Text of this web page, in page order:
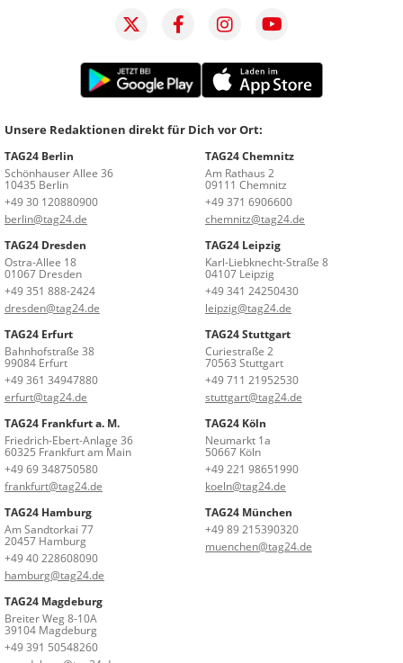
Unsere Redaktionen direkt für Dich vor Ort:
TAG24 Berlin
Schönhauser Allee 36
10435 Berlin
+49 30 120880900
berlin@tag24.de
TAG24 Chemnitz
Am Rathaus 2
09111 Chemnitz
+49 371 6906600
chemnitz@tag24.de
TAG24 Dresden
Ostra-Allee 18
01067 Dresden
+49 351 888-2424
dresden@tag24.de
TAG24 Leipzig
Karl-Liebknecht-Straße 8
04107 Leipzig
+49 341 24250430
leipzig@tag24.de
TAG24 Erfurt
Bahnhofstraße 38
99084 Erfurt
+49 361 34947880
erfurt@tag24.de
TAG24 Stuttgart
Curiestraße 2
70563 Stuttgart
+49 711 21952530
stuttgart@tag24.de
TAG24 Frankfurt a. M.
Friedrich-Ebert-Anlage 36
60325 Frankfurt am Main
+49 69 348750580
frankfurt@tag24.de
TAG24 Köln
Neumarkt 1a
50667 Köln
+49 221 98651990
koeln@tag24.de
TAG24 Hamburg
Am Sandtorkai 77
20457 Hamburg
+49 40 228608090
hamburg@tag24.de
TAG24 München
+49 89 215390320
muenchen@tag24.de
TAG24 Magdeburg
Breiter Weg 8-10A
39104 Magdeburg
+49 391 50548260